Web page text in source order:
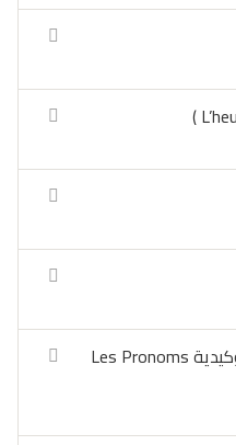
الحصة السابعة ( الضمائر التوكيدية Les Pronoms